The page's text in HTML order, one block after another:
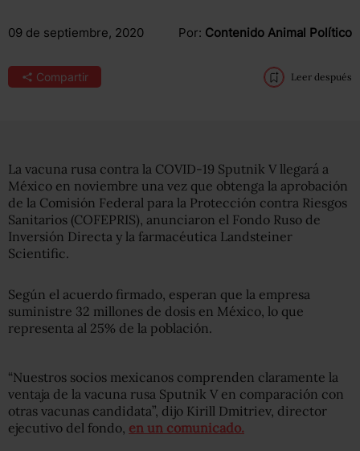
09 de septiembre, 2020 Por: Contenido Animal Político
Compartir Leer después
La vacuna rusa contra la COVID-19 Sputnik V llegará a
México en noviembre una vez que obtenga la aprobación
de la Comisión Federal para la Protección contra Riesgos
Sanitarios (COFEPRIS), anunciaron el Fondo Ruso de
Inversión Directa y la farmacéutica Landsteiner
Scientific.
Según el acuerdo firmado, esperan que la empresa
suministre 32 millones de dosis en México, lo que
representa al 25% de la población.
“Nuestros socios mexicanos comprenden claramente la
ventaja de la vacuna rusa Sputnik V en comparación con
otras vacunas candidata”, dijo Kirill Dmitriev, director
ejecutivo del fondo, en un comunicado.